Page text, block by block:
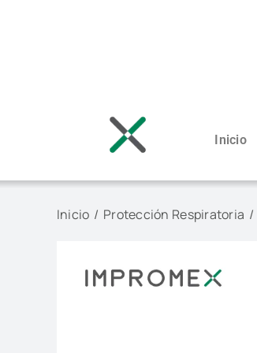
Inicio
Inicio Protección Respiratoria